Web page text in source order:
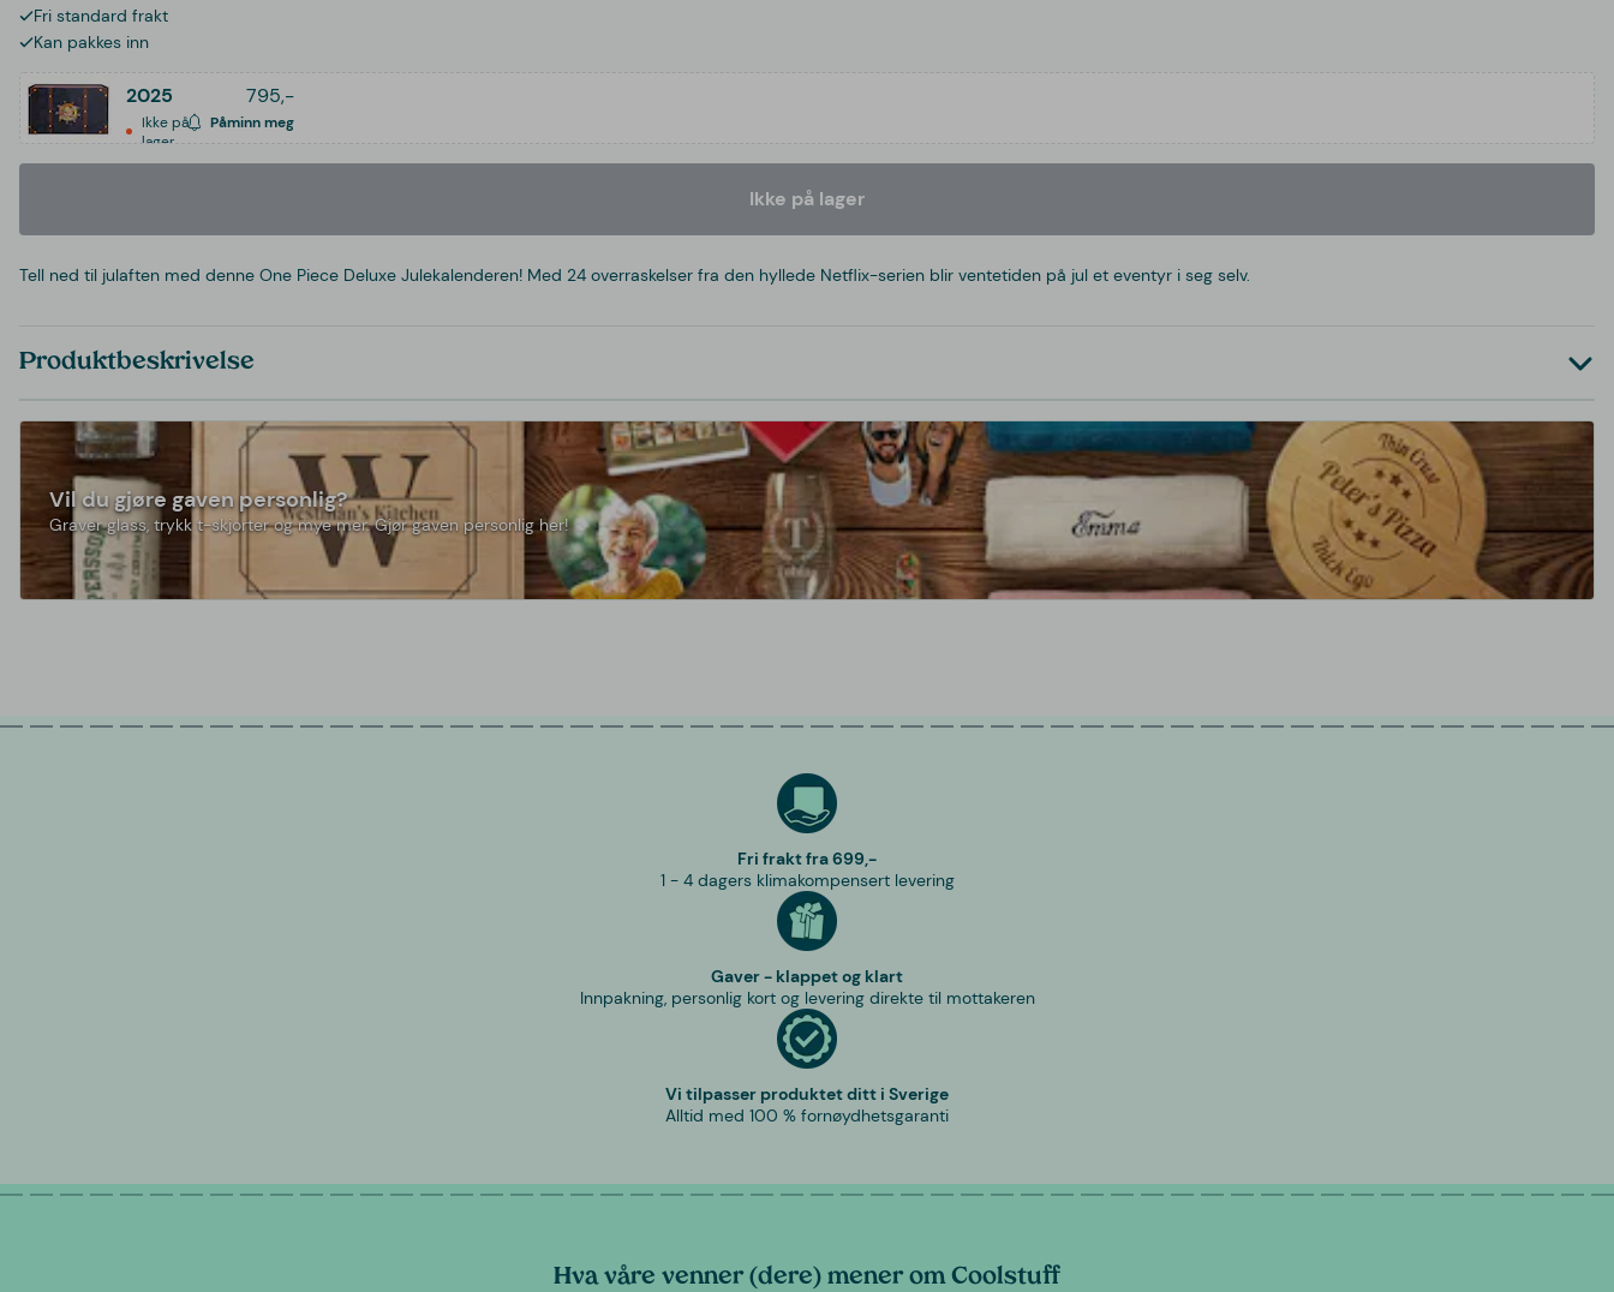
Fri standard frakt
Kan pakkes inn
2025 795,-
Ikke på
lager
Påminn meg
Ikke på lager
Tell ned til julaften med denne One Piece Deluxe Julekalenderen! Med 24 overraskelser fra den hyllede Netflix-serien blir ventetiden på jul et eventyr i seg selv.
Produktbeskrivelse
Vil du gjøre gaven personlig?
Graver glass, trykk t-skjorter og mye mer. Gjør gaven personlig her!
Fri frakt fra 699,-
1 - 4 dagers klimakompensert levering
Gaver - klappet og klart
Innpakning, personlig kort og levering direkte til mottakeren
Vi tilpasser produktet ditt i Sverige
Alltid med 100 % fornøydhetsgaranti
Hva våre venner (dere) mener om Coolstuff